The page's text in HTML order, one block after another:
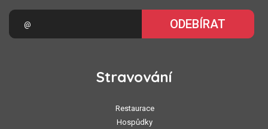
ODEBÍRAT
Stravování
Restaurace
Hospůdky